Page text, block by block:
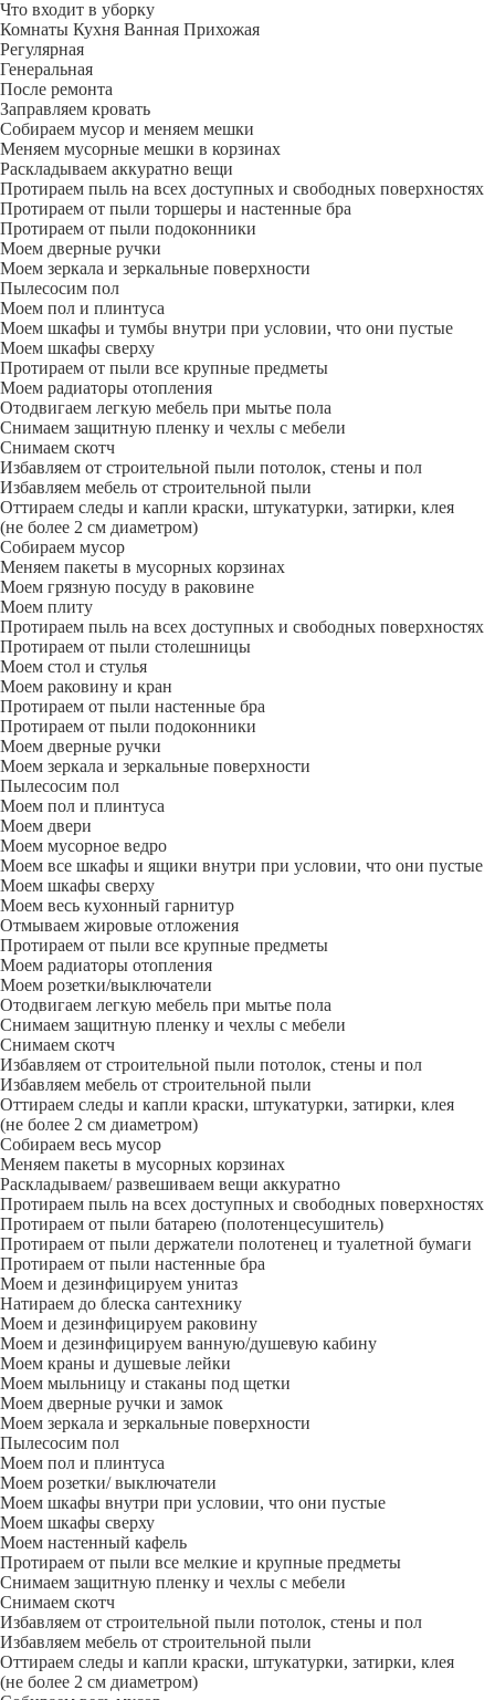
Что входит в уборку
Регу­лярная
Гене­ральная
После ремонта
Заправляем кровать
Собираем мусор и меняем мешки
Меняем мусорные мешки в корзинах
Раскладываем аккуратно вещи
Протираем пыль на всех доступных и свободных поверхностях
Протираем от пыли торшеры и настенные бра
Протираем от пыли подоконники
Моем дверные ручки
Моем зеркала и зеркальные поверхности
Пылесосим пол
Моем пол и плинтуса
Моем шкафы и тумбы внутри при условии, что они пустые
Моем шкафы сверху
Протираем от пыли все крупные предметы
Моем радиаторы отопления
Отодвигаем легкую мебель при мытье пола
Снимаем защитную пленку и чехлы с мебели
Снимаем скотч
Избавляем от строительной пыли потолок, стены и пол
Избавляем мебель от строительной пыли
Оттираем следы и капли краски, штукатурки, затирки, клея
(не более 2 см диаметром)
Собираем мусор
Меняем пакеты в мусорных корзинах
Моем грязную посуду в раковине
Моем плиту
Протираем пыль на всех доступных и свободных поверхностях
Протираем от пыли столешницы
Моем стол и стулья
Моем раковину и кран
Протираем от пыли настенные бра
Протираем от пыли подоконники
Моем дверные ручки
Моем зеркала и зеркальные поверхности
Пылесосим пол
Моем пол и плинтуса
Моем двери
Моем мусорное ведро
Моем все шкафы и ящики внутри при условии, что они пустые
Моем шкафы сверху
Моем весь кухонный гарнитур
Отмываем жировые отложения
Протираем от пыли все крупные предметы
Моем радиаторы отопления
Моем розетки/выключатели
Отодвигаем легкую мебель при мытье пола
Снимаем защитную пленку и чехлы с мебели
Снимаем скотч
Избавляем от строительной пыли потолок, стены и пол
Избавляем мебель от строительной пыли
Оттираем следы и капли краски, штукатурки, затирки, клея
(не более 2 см диаметром)
Собираем весь мусор
Меняем пакеты в мусорных корзинах
Раскладываем/ развешиваем вещи аккуратно
Протираем пыль на всех доступных и свободных поверхностях
Протираем от пыли батарею (полотенцесушитель)
Протираем от пыли держатели полотенец и туалетной бумаги
Протираем от пыли настенные бра
Моем и дезинфицируем унитаз
Натираем до блеска сантехнику
Моем и дезинфицируем раковину
Моем и дезинфицируем ванную/душевую кабину
Моем краны и душевые лейки
Моем мыльницу и стаканы под щетки
Моем дверные ручки и замок
Моем зеркала и зеркальные поверхности
Пылесосим пол
Моем пол и плинтуса
Моем розетки/ выключатели
Моем шкафы внутри при условии, что они пустые
Моем шкафы сверху
Моем настенный кафель
Протираем от пыли все мелкие и крупные предметы
Снимаем защитную пленку и чехлы с мебели
Снимаем скотч
Избавляем от строительной пыли потолок, стены и пол
Избавляем мебель от строительной пыли
Оттираем следы и капли краски, штукатурки, затирки, клея
(не более 2 см диаметром)